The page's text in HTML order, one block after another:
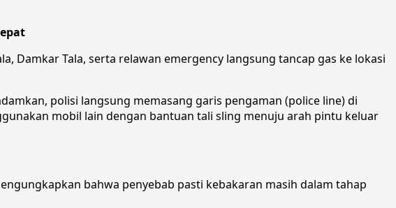
Damkar Tala, serta relawan emergency langsung tancap gas ke lokasi
polisi langsung memasang garis pengaman (police line) di
mobil lain dengan bantuan tali sling menuju arah pintu keluar
bahwa penyebab pasti kebakaran masih dalam tahap